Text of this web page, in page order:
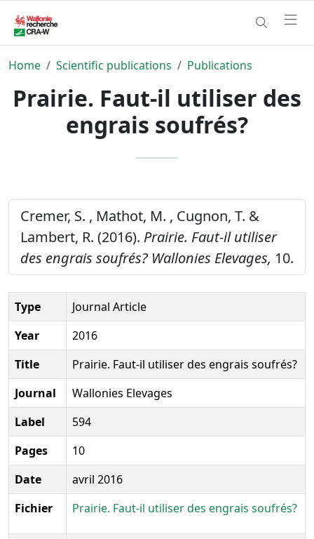
Home Scientific publications Publications
Prairie. Faut-il utiliser des
engrais soufrés?
Cremer, S. , Mathot, M. , Cugnon, T. &
Lambert, R. (2016). Prairie. Faut-il utiliser
des engrais soufrés? Wallonies Elevages, 10.
Type
Journal Article
Year
2016
Title
Prairie. Faut-il utiliser des engrais soufrés?
Journal
Wallonies Elevages
Label
594
Pages
10
Date
avril 2016
Fichier
Prairie. Faut-il utiliser des engrais soufrés?